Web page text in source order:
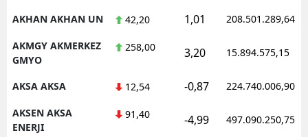
AKHAN AKHAN UN 42,20 1,01 208.501.289,64
AKMGY AKMERKEZ
GMYO
258,00 3,20 15.894.575,15
AKSA AKSA 12,54 -0,87 224.740.006,90
AKSEN AKSA
ENERJI
91,40 -4,99 497.090.250,75